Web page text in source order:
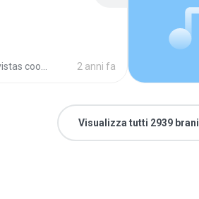
cooperativistas 2 anni fa
Visualizza tutti 2939 brani